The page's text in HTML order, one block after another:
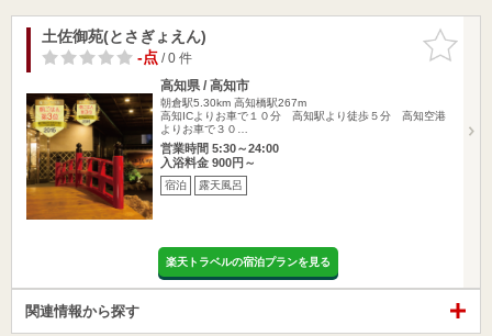
お気に入
りに追加
土佐御苑(とさぎょえん)
-点/ 0 件
高知県 / 高知市
朝倉駅5.30km 高知橋駅267m
高知ICよりお車で１０分 高知駅より徒歩５分 高知空港
よりお車で３０…
営業時間 5:30～24:00
入浴料金 900円～
宿泊 露天風呂
楽天トラベルの宿泊プランを見る
関連情報から探す